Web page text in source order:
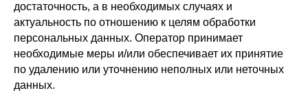
достаточность, а в необходимых случаях и
актуальность по отношению к целям обработки
персональных данных. Оператор принимает
необходимые меры и/или обеспечивает их принятие
по удалению или уточнению неполных или неточных
данных.